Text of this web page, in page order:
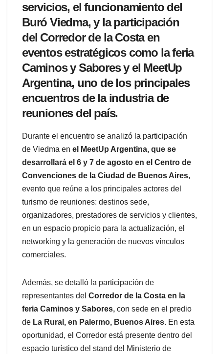
servicios, el funcionamiento del
Buró Viedma, y la participación
del Corredor de la Costa en
eventos estratégicos como la feria
Caminos y Sabores y el MeetUp
Argentina, uno de los principales
encuentros de la industria de
reuniones del país.
Durante el encuentro se analizó la participación
de Viedma en el MeetUp Argentina, que se
desarrollará el 6 y 7 de agosto en el Centro de
Convenciones de la Ciudad de Buenos Aires,
evento que reúne a los principales actores del
turismo de reuniones: destinos sede,
organizadores, prestadores de servicios y clientes,
en un espacio propicio para la actualización, el
networking y la generación de nuevos vínculos
comerciales.
Además, se detalló la participación de
representantes del Corredor de la Costa en la
feria Caminos y Sabores, con sede en el predio
de La Rural, en Palermo, Buenos Aires. En esta
oportunidad, el Corredor está presente dentro del
espacio turístico del stand del Ministerio de